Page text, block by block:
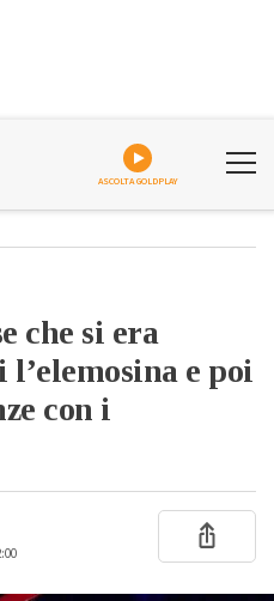
ASCOLTA GOLDPLAY
che si era
e poi
con i